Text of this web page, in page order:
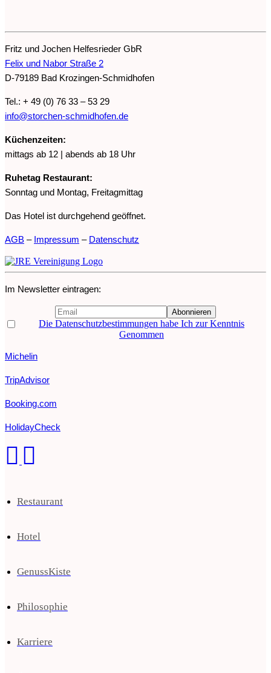
Fritz und Jochen Helfesrieder GbR
Felix und Nabor Straße 2
D-79189 Bad Krozingen-Schmidhofen
Tel.: + 49 (0) 76 33 – 53 29
info@storchen-schmidhofen.de
Küchenzeiten:
mittags ab 12 | abends ab 18 Uhr
Ruhetag Restaurant:
Sonntag und Montag, Freitagmittag
Das Hotel ist durchgehend geöffnet.
AGB – Impressum – Datenschutz
Im Newsletter eintragen:
Die Datenschutzbestimmungen habe Ich zur Kenntnis
Genommen
Michelin
TripAdvisor
Booking.com
HolidayCheck
Restaurant
Hotel
GenussKiste
Philosophie
Karriere